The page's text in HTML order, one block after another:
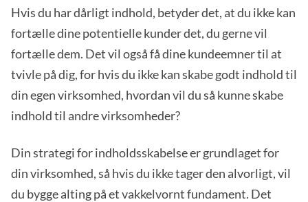
Hvis du har dårligt indhold, betyder det, at du ikke kan
fortælle dine potentielle kunder det, du gerne vil
fortælle dem. Det vil også få dine kundeemner til at
tvivle på dig, for hvis du ikke kan skabe godt indhold til
din egen virksomhed, hvordan vil du så kunne skabe
indhold til andre virksomheder?
Din strategi for indholdsskabelse er grundlaget for
din virksomhed, så hvis du ikke tager den alvorligt, vil
du bygge alting på et vakkelvornt fundament. Det